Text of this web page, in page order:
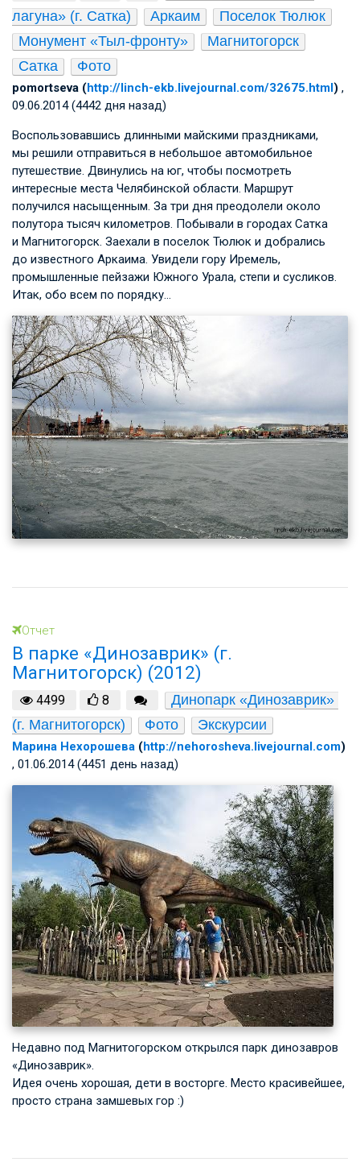
лагуна» (г. Сатка)
Аркаим
Поселок Тюлюк
Монумент «Тыл-фронту»
Магнитогорск
Сатка
Фото
pomortseva (http://linch-ekb.livejournal.com/32675.html) ,
09.06.2014 (4442 дня назад)
Воспользовавшись длинными майскими праздниками,
мы решили отправиться в небольшое автомобильное
путешествие. Двинулись на юг, чтобы посмотреть
интересные места Челябинской области. Маршрут
получился насыщенным. За три дня преодолели около
полутора тысяч километров. Побывали в городах Сатка
и Магнитогорск. Заехали в поселок Тюлюк и добрались
до известного Аркаима. Увидели гору Иремель,
промышленные пейзажи Южного Урала, степи и сусликов.
Итак, обо всем по порядку…
Отчет
В парке «Динозаврик» (г.
Магнитогорск) (2012)
4499 8
Динопарк «Динозаврик»
(г. Магнитогорск)
Фото Экскурсии
Марина Нехорошева (http://nehorosheva.livejournal.com)
, 01.06.2014 (4451 день назад)
Недавно под Магнитогорском открылся парк динозавров
«Динозаврик».
Идея очень хорошая, дети в восторге. Место красивейшее,
просто страна замшевых гор :)